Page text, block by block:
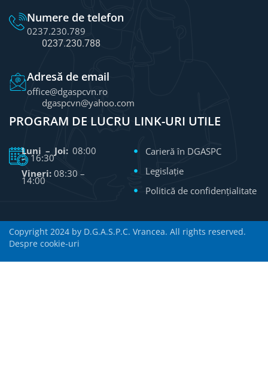
Numere de telefon
0237.230.789
0237.230.788
Adresă de email
office@dgaspcvn.ro
dgaspcvn@yahoo.com
PROGRAM DE LUCRU
Luni – Joi: 08:00
– 16:30
Vineri: 08:30 –
14:00
LINK-URI UTILE
Carieră în DGASPC
Legislație
Politică de confidențialitate
Copyright 2024 by D.G.A.S.P.C. Vrancea. All rights reserved.
Despre cookie-uri